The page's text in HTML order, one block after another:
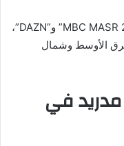
ويمكن متابعة اللقاء مباشرة عبر قنوات “MBC MASR 2” و”DAZN”،
الأوسط وشمال
مدريد في